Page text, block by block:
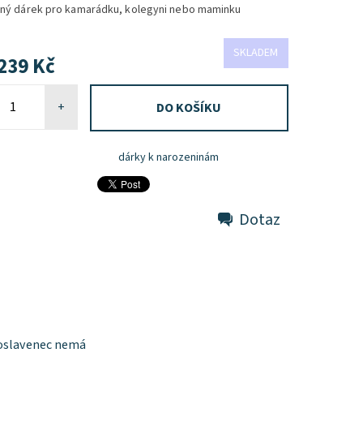
dárek pro kamarádku, kolegyni nebo maminku
SKLADEM
Kč
+
dárky k narozeninám
Dotaz
nemá